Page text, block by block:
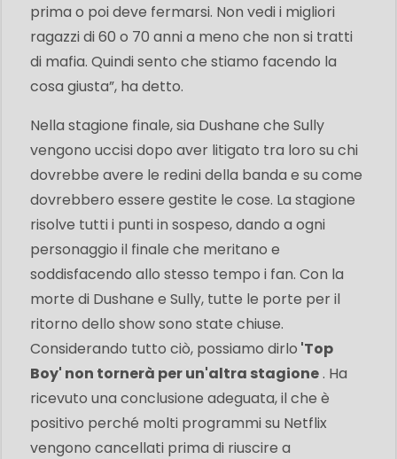
prima o poi deve fermarsi. Non vedi i migliori
ragazzi di 60 o 70 anni a meno che non si tratti
di mafia. Quindi sento che stiamo facendo la
cosa giusta”, ha detto.
Nella stagione finale, sia Dushane che Sully
vengono uccisi dopo aver litigato tra loro su chi
dovrebbe avere le redini della banda e su come
dovrebbero essere gestite le cose. La stagione
risolve tutti i punti in sospeso, dando a ogni
personaggio il finale che meritano e
soddisfacendo allo stesso tempo i fan. Con la
morte di Dushane e Sully, tutte le porte per il
ritorno dello show sono state chiuse.
Considerando tutto ciò, possiamo dirlo 'Top
Boy' non tornerà per un'altra stagione. Ha
ricevuto una conclusione adeguata, il che è
positivo perché molti programmi su Netflix
vengono cancellati prima di riuscire a